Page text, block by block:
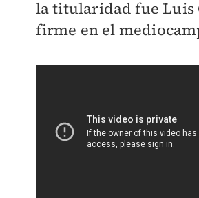
la titularidad fue Luis
firme en el